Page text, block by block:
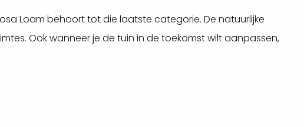
Loam behoort tot die laatste categorie. De natuurlijke
Ook wanneer je de tuin in de toekomst wilt aanpassen,